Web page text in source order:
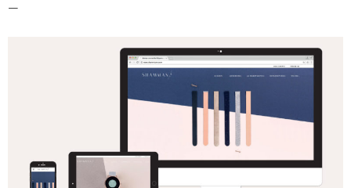
—